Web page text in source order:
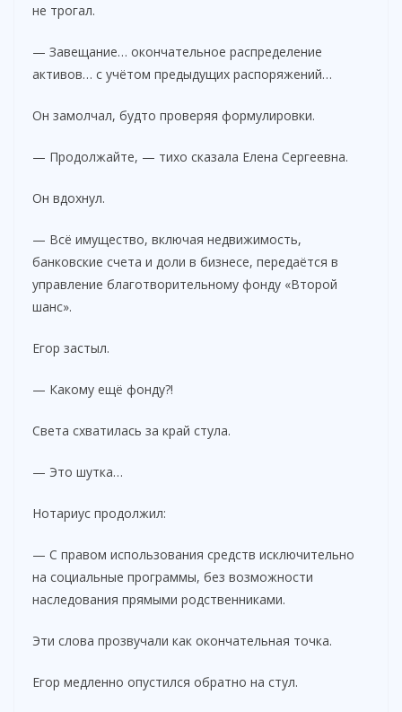
не трогал.
— Завещание… окончательное распределение
активов… с учётом предыдущих распоряжений…
Он замолчал, будто проверяя формулировки.
— Продолжайте, — тихо сказала Елена Сергеевна.
Он вдохнул.
— Всё имущество, включая недвижимость,
банковские счета и доли в бизнесе, передаётся в
управление благотворительному фонду «Второй
шанс».
Егор застыл.
— Какому ещё фонду?!
Света схватилась за край стула.
— Это шутка…
Нотариус продолжил:
— С правом использования средств исключительно
на социальные программы, без возможности
наследования прямыми родственниками.
Эти слова прозвучали как окончательная точка.
Егор медленно опустился обратно на стул.